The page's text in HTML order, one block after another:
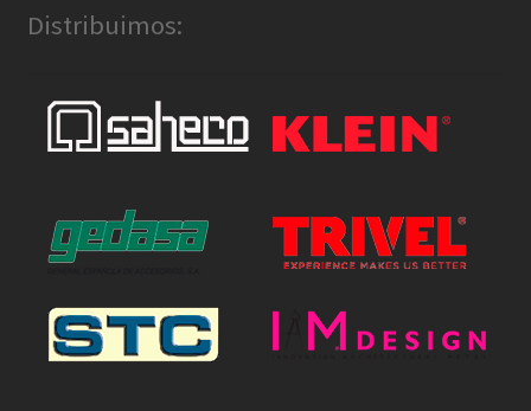
Distribuimos: